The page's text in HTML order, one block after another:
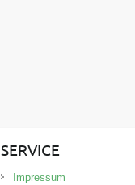
SERVICE
Impressum